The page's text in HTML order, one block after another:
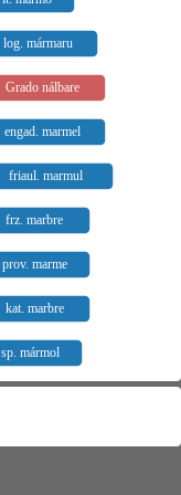
log. mármaru
Grado nálbare
engad. marmel
friaul. marmul
frz. marbre
prov. marme
kat. marbre
sp. mármol